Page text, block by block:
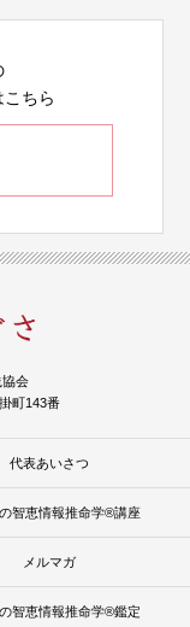
ちら
会
町143番
代表あいさつ
智恵情報推命学®講座
メルマガ
智恵情報推命学®鑑定